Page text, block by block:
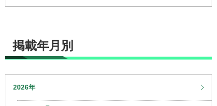
掲載年月別
2026年